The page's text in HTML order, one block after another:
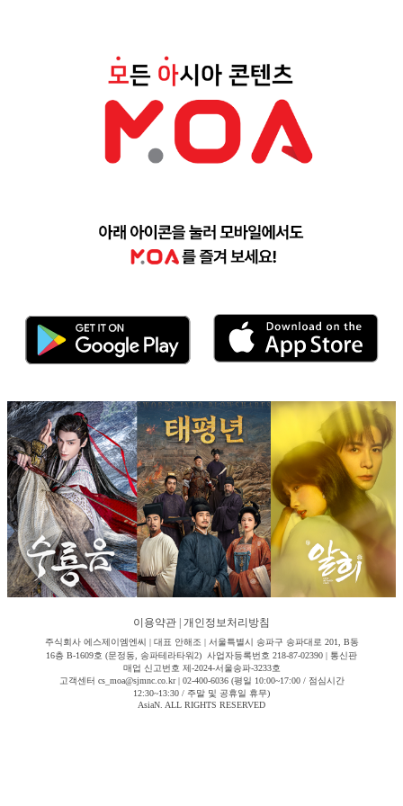
이용약관 개인정보처리방침
주식회사 에스제이엠엔씨 | 대표 안해조 | 서울특별시 송파구 송파대로 201, B동
16층 B-1609호 (문정동, 송파테라타워2) 사업자등록번호 218-87-02390 | 통신판
매업 신고번호 제-2024-서울송파-3233호
고객센터 cs_moa@sjmnc.co.kr | 02-400-6036 (평일 10:00~17:00 / 점심시간
12:30~13:30 / 주말 및 공휴일 휴무)
AsiaN. ALL RIGHTS RESERVED